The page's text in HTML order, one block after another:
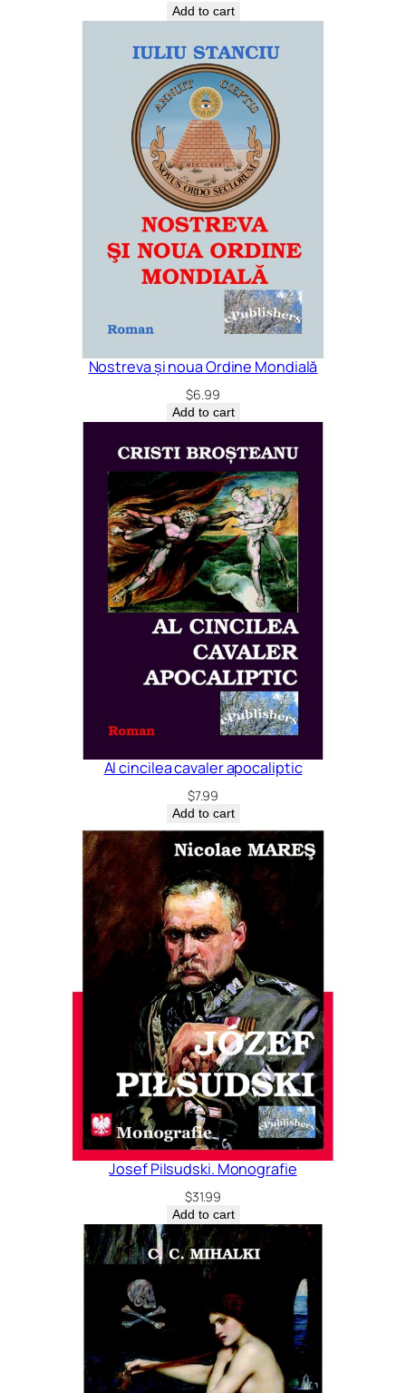
Add to cart
Nostreva și noua Ordine Mondială
$6.99
Add to cart
Al cincilea cavaler apocaliptic
$7.99
Add to cart
Josef Pilsudski. Monografie
$31.99
Add to cart